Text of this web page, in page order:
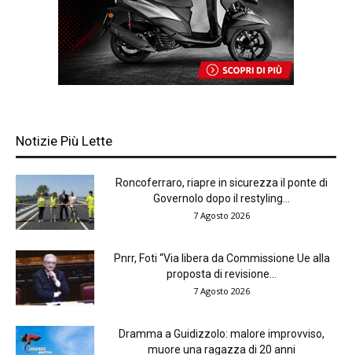
Notizie Più Lette
Roncoferraro, riapre in sicurezza il ponte di
Governolo dopo il restyling...
7 Agosto 2026
Pnrr, Foti “Via libera da Commissione Ue alla
proposta di revisione...
7 Agosto 2026
Dramma a Guidizzolo: malore improvviso,
muore una ragazza di 20 anni